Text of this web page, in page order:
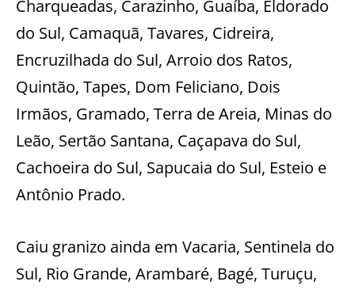
Charqueadas, Carazinho, Guaíba, Eldorado
do Sul, Camaquã, Tavares, Cidreira,
Encruzilhada do Sul, Arroio dos Ratos,
Quintão, Tapes, Dom Feliciano, Dois
Irmãos, Gramado, Terra de Areia, Minas do
Leão, Sertão Santana, Caçapava do Sul,
Cachoeira do Sul, Sapucaia do Sul, Esteio e
Antônio Prado.
Caiu granizo ainda em Vacaria, Sentinela do
Sul, Rio Grande, Arambaré, Bagé, Turuçu,